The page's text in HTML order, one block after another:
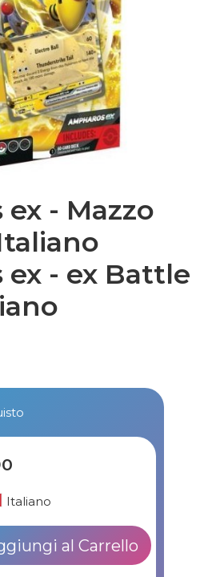
- Mazzo
- ex Battle
Italiano
al Carrello